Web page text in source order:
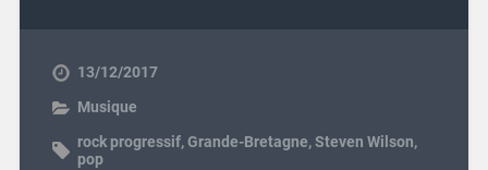
13/12/2017
Musique
rock progressif,Grande-Bretagne,Steven Wilson,
pop